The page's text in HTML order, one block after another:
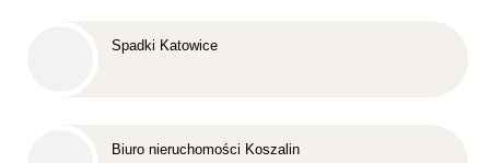
Spadki Katowice
Biuro nieruchomości Koszalin